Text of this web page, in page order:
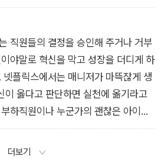
’를 영입하는 방법이 있었다. 선택 이후
타의 진가를 확인할 수 있었다. 베스
통 수준의 능력을 갖춘 프로그래머의
은 100배 이상의 가치가 있었다. 마
맡게 되어 빌 게이츠와 함께 일할 기회
이라고 했다. 그가 한 이야기 중 자주
한 선반공은 평범한 선반공보다 임
나 위대한 소프트웨어 프로그래머는
배 이상의 값어치를 한다.”
직원들의 결정을 승인해 주거나 거부
야말로 혁신을 막고 성장을 더디게 하
플릭스에서는 매니저가 마뜩잖게 생
이 옳다고 판단하면 실천에 옮기라고
하직원이나 누군가의 괜찮은 아이디
쳐놓기를 원하지 않는다. 그래서 넷플
. ‘상사의 비위를 맞추려 들지 말라. 회
더보기